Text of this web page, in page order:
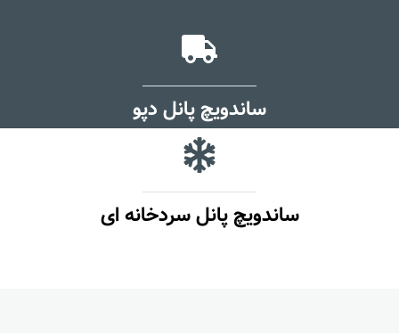
ساندویچ پانل دپو
ساندویچ پانل سردخانه ای